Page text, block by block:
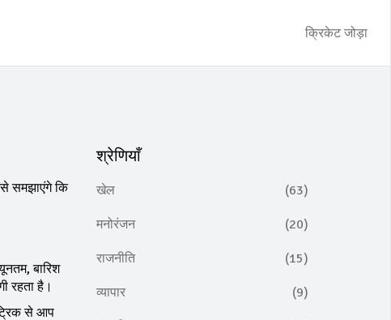
क्रिकेट जोड़ा
से समझाएंगे कि
बारिश
रहता है।
से आप
श्रेणियाँ
खेल (63)
मनोरंजन (20)
राजनीति (15)
व्यापार (9)